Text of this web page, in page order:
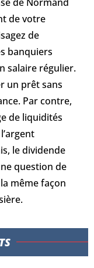
de votre
de
banquiers
salaire régulier.
un prêt sans
Par contre,
de liquidités
le dividende
question de
même façon